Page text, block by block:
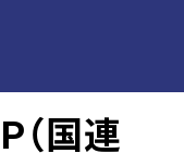
（国連